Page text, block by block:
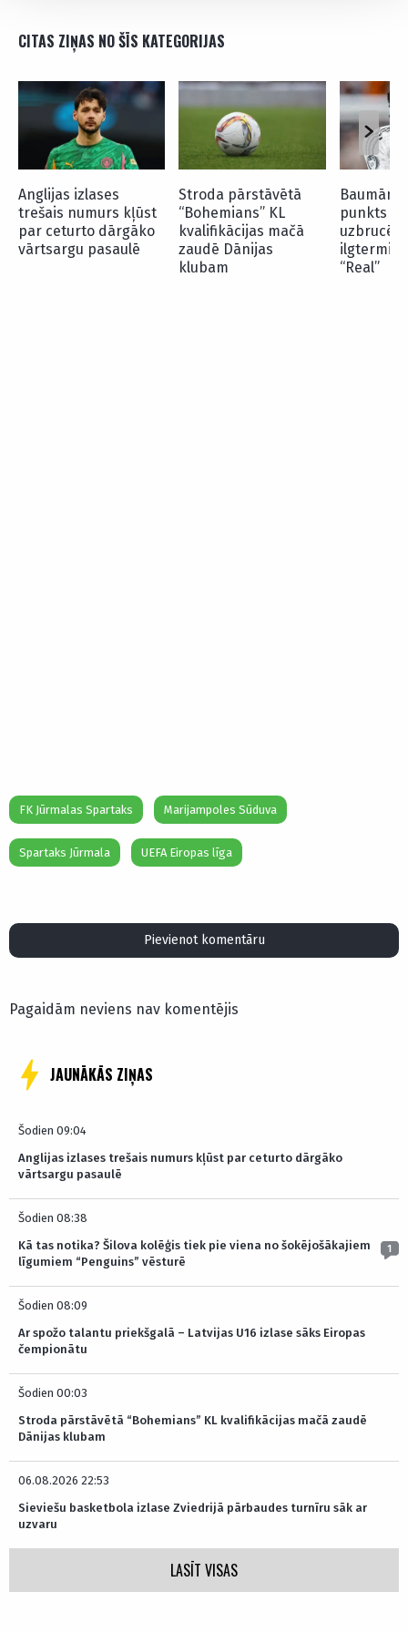
CITAS ZIŅAS NO ŠĪS KATEGORIJAS
Anglijas izlases
trešais numurs kļūst
par ceturto dārgāko
vārtsargu pasaulē
Stroda pārstāvētā
“Bohemians” KL
kvalifikācijas mačā
zaudē Dānijas
klubam
Baumām
punkts –
“Real”
FK Jūrmalas Spartaks Marijampoles Sūduva
Spartaks Jūrmala UEFA Eiropas līga
Pievienot komentāru
Pagaidām neviens nav komentējis
JAUNĀKĀS ZIŅAS
Šodien 09:04
Anglijas izlases trešais numurs kļūst par ceturto dārgāko
vārtsargu pasaulē
Šodien 08:38
Kā tas notika? Šilova kolēģis tiek pie viena no šokējošākajiem
līgumiem “Penguins” vēsturē
1
Šodien 08:09
Ar spožo talantu priekšgalā – Latvijas U16 izlase sāks Eiropas
čempionātu
Šodien 00:03
Stroda pārstāvētā “Bohemians” KL kvalifikācijas mačā zaudē
Dānijas klubam
06.08.2026 22:53
Sieviešu basketbola izlase Zviedrijā pārbaudes turnīru sāk ar
uzvaru
LASĪT VISAS